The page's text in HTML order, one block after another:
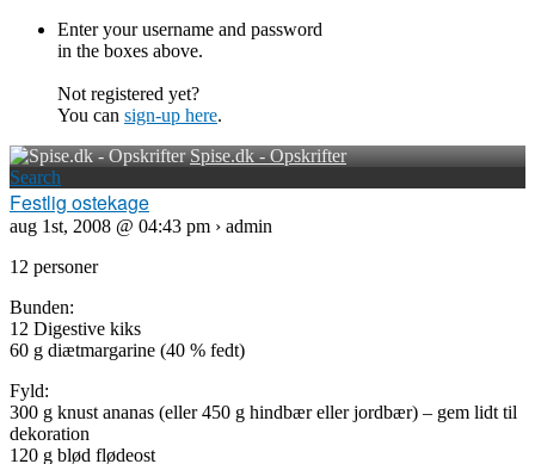
Enter your username and password
in the boxes above.
Not registered yet?
You can sign-up here.
Spise.dk - Opskrifter
Search
Festlig ostekage
aug 1st, 2008 @ 04:43 pm › admin
12 personer
Bunden:
12 Digestive kiks
60 g diætmargarine (40 % fedt)
Fyld:
300 g knust ananas (eller 450 g hindbær eller jordbær) – gem lidt til
dekoration
120 g blød flødeost